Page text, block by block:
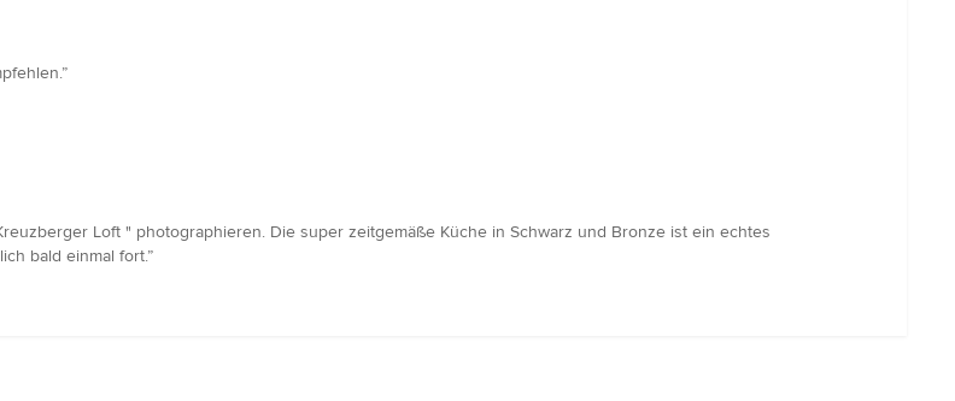
Loft " photographieren. Die super zeitgemäße Küche in Schwarz und Bronze ist ein echtes
bald einmal fort.”